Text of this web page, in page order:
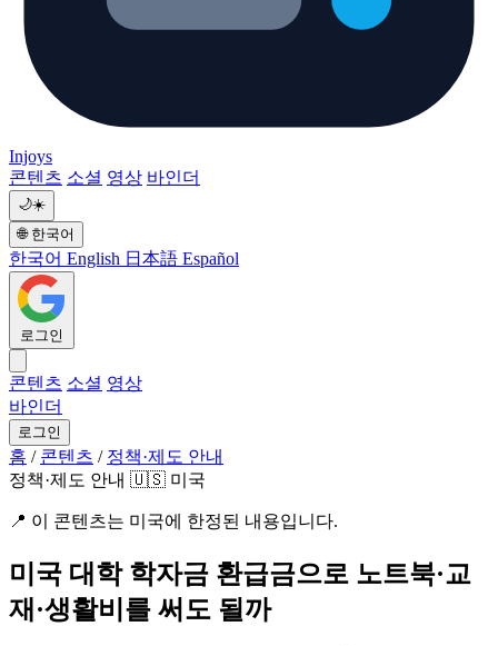
Injoys
콘텐츠 소셜 영상 바인더
🌙☀️
🌐 한국어
한국어 English 日本語 Español
로그인
콘텐츠 소셜 영상
바인더
로그인
홈 / 콘텐츠 / 정책·제도 안내
정책·제도 안내 🇺🇸 미국
📍 이 콘텐츠는 미국에 한정된 내용입니다.
미국 대학 학자금 환급금으로 노트북·교
재·생활비를 써도 될까